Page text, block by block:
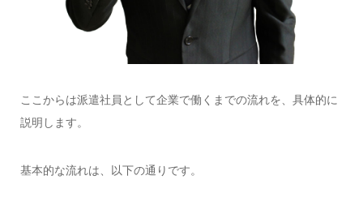
ここからは派遣社員として企業で働くまでの流れを、具体的に
説明します。
基本的な流れは、以下の通りです。